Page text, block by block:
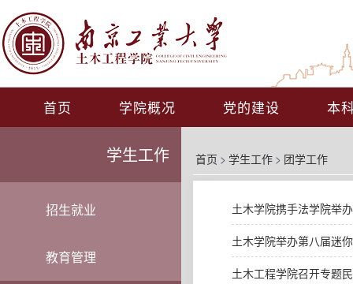
首页 学院概况 党的建设 本
学生工作
招生就业
教育管理
首页 > 学生工作 > 团学工作
土木学院携手法学院举
土木学院举办第八届迷
土木工程学院召开专题